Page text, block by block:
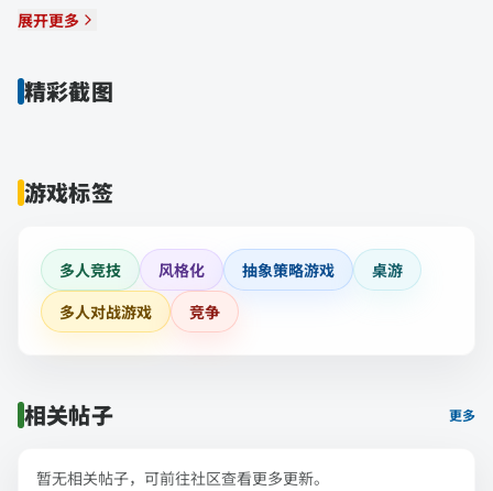
展开更多
精彩截图
游戏标签
多人竞技 风格化 抽象策略游戏
桌游
多人对战游戏
竞争
相关帖子 更多
暂无相关帖子，可前往社区查看更多更新。